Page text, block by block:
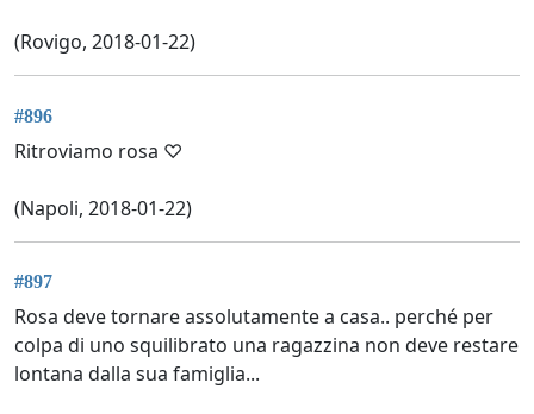
(Rovigo, 2018-01-22)
#896
Ritroviamo rosa ♡
(Napoli, 2018-01-22)
#897
Rosa deve tornare assolutamente a casa.. perché per
colpa di uno squilibrato una ragazzina non deve restare
lontana dalla sua famiglia...